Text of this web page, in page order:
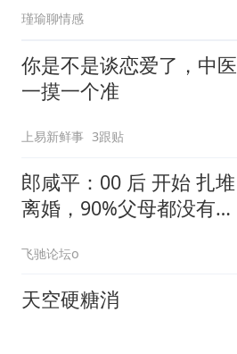
从人群中一眼认出我，红
着眼问：好久不见，你还
恨我吗？
瑾瑜聊情感
你是不是谈恋爱了，中医
一摸一个准
上易新鲜事 3跟贴
郎咸平：00 后 开始 扎堆
离婚，90%父母都没有看
飞驰论坛o
天空硬糖消